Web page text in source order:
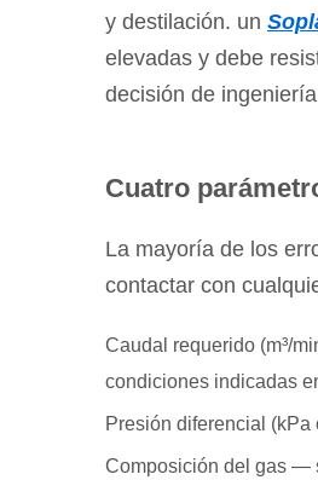
y destilación. un
elevadas y debe
decisión de
Cuatro
La mayoría de los
contactar con
Caudal requerido (m³/
condiciones indicadas
Presión diferencial (kPa
Composición del gas —